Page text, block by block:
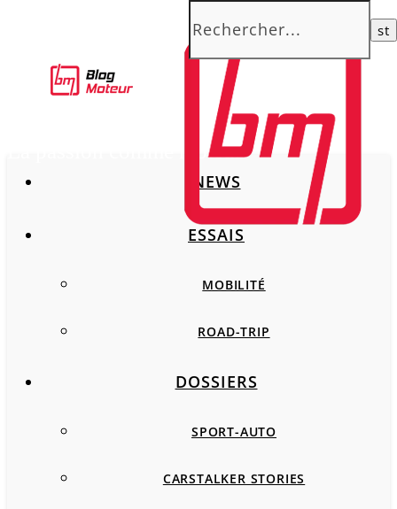
La passion comme moteur
NEWS
ESSAIS
MOBILITÉ
ROAD-TRIP
DOSSIERS
SPORT-AUTO
CARSTALKER STORIES